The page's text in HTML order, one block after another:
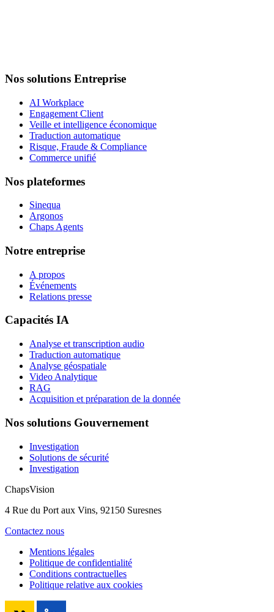
Nos solutions Entreprise
AI Workplace
Engagement Client
Veille et intelligence économique
Traduction automatique
Risque, Fraude & Compliance
Commerce unifié
Nos plateformes
Sinequa
Argonos
Chaps Agents
Notre entreprise
A propos
Événements
Relations presse
Capacités IA
Analyse et transcription audio
Traduction automatique
Analyse géospatiale
Video Analytique
RAG
Acquisition et préparation de la donnée
Nos solutions Gouvernement
Investigation
Solutions de sécurité
Investigation
ChapsVision
4 Rue du Port aux Vins, 92150 Suresnes
Contactez nous
Mentions légales
Politique de confidentialité
Conditions contractuelles
Politique relative aux cookies